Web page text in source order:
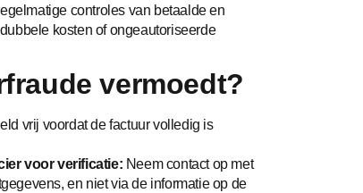
controles van betaalde en
kosten of ongeautoriseerde
vermoedt?
vrij voordat de factuur volledig is
voor verificatie: Neem contact op met
en niet via de informatie op de